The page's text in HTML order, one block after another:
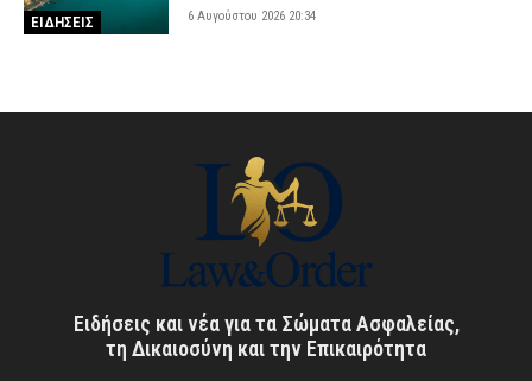
ΕΙΔΗΣΕΙΣ 6 Αυγούστου 2026 20:34
Ειδήσεις και νέα για τα Σώματα Ασφαλείας,
τη Δικαιοσύνη και την Επικαιρότητα